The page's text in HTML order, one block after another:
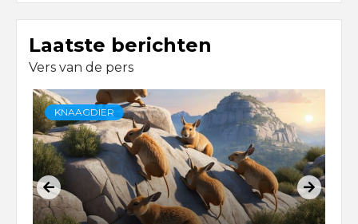
Laatste berichten
Vers van de pers
KNAAGDIER